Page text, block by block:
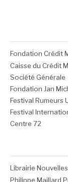
Fondation Crédit
Caisse du Crédit
Société Générale
Fondation Jan
Festival Rumeurs
Festival
Centre 72
Librairie
Philippe Maillard